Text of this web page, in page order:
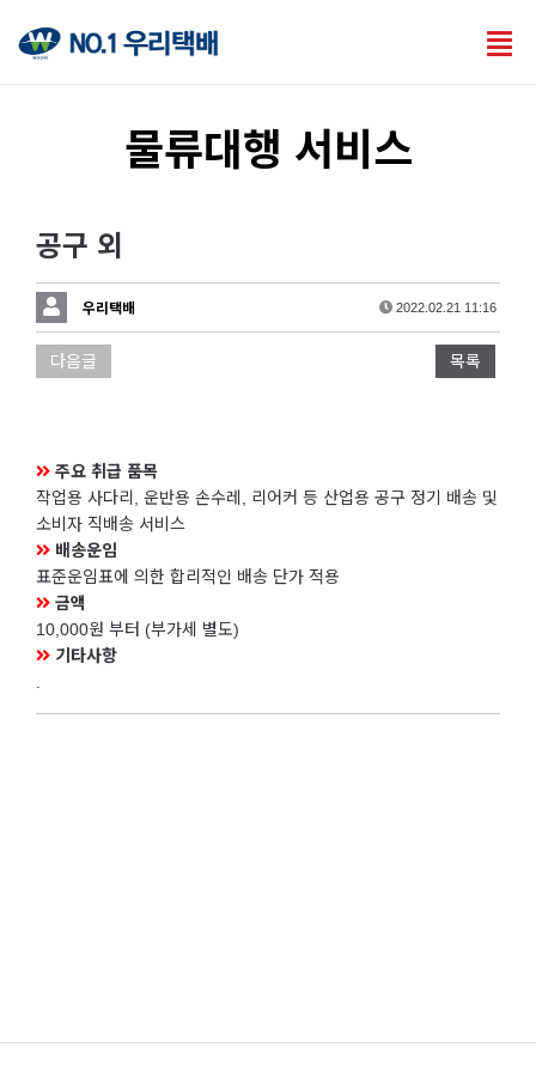
물류대행 서비스
공구 외
우리택배 2022.02.21 11:16
다음글 목록
주요 취급 품목
작업용 사다리, 운반용 손수레, 리어커 등 산업용 공구 정기 배송 및
소비자 직배송 서비스
배송운임
표준운임표에 의한 합리적인 배송 단가 적용
금액
10,000원 부터 (부가세 별도)
기타사항